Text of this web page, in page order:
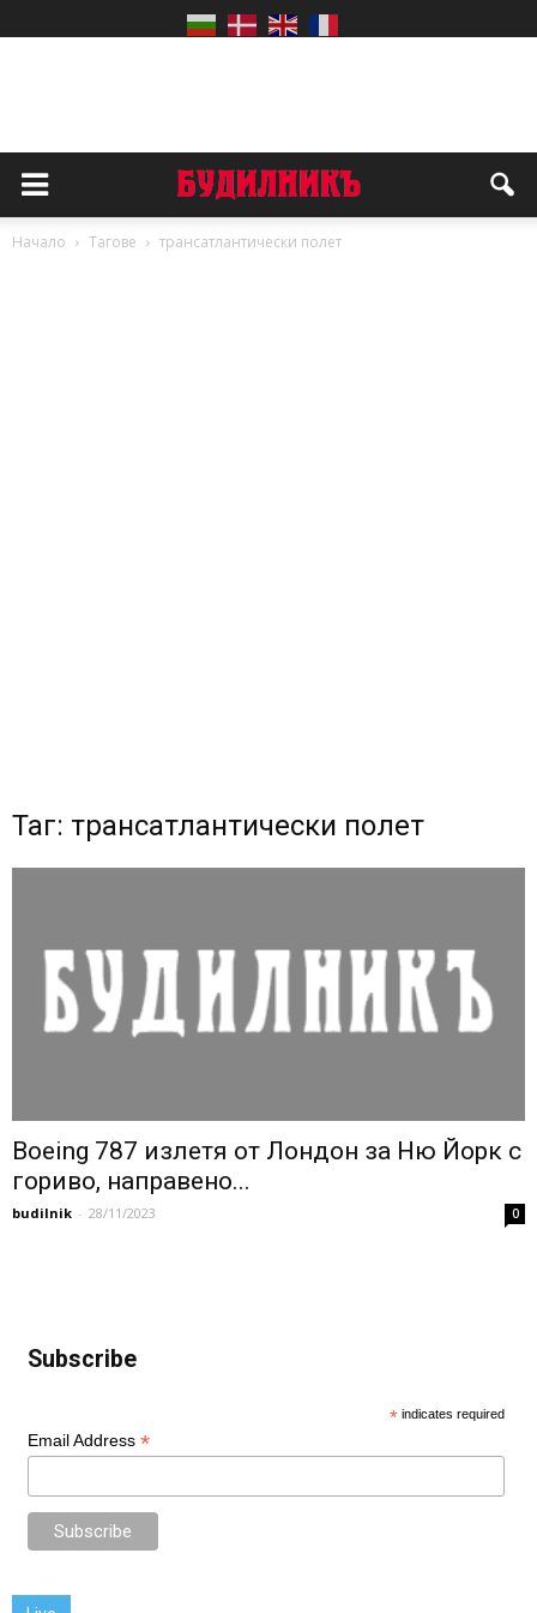
Начало Тагове трансатлантически полет
Таг: трансатлантически полет
Boeing 787 излетя от Лондон за Ню Йорк с
гориво, направено...
budilnik - 28/11/2023 0
Subscribe
* indicates required
Email Address *